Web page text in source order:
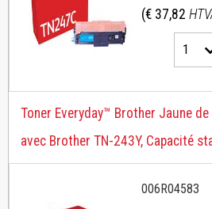
(€ 37,82
1
Toner Everyday™ Brother Jaune
avec Brother TN-243Y, Capacité
006R04583